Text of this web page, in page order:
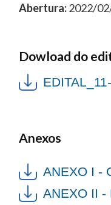
Abertura:2022/
Dowload do
Anexos
ANEXO I -
ANEXO II -